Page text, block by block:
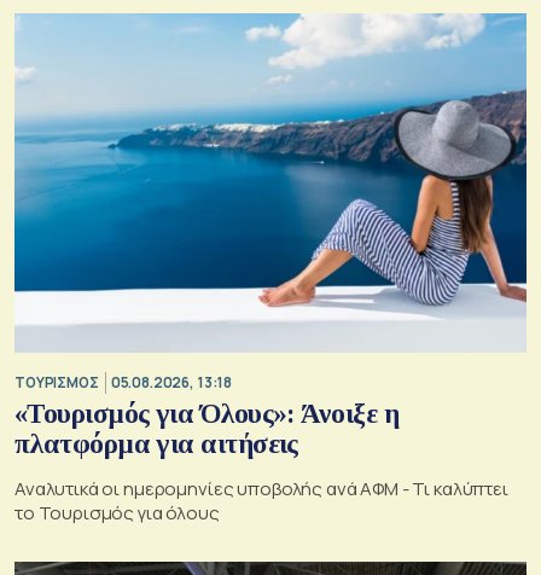
ΤΟΥΡΙΣΜΟΣ 05.08.2026, 13:18
«Τουρισμός για Όλους»: Άνοιξε η
πλατφόρμα για αιτήσεις
Αναλυτικά οι ημερομηνίες υποβολής ανά ΑΦΜ - Τι καλύπτει
το Τουρισμός για όλους